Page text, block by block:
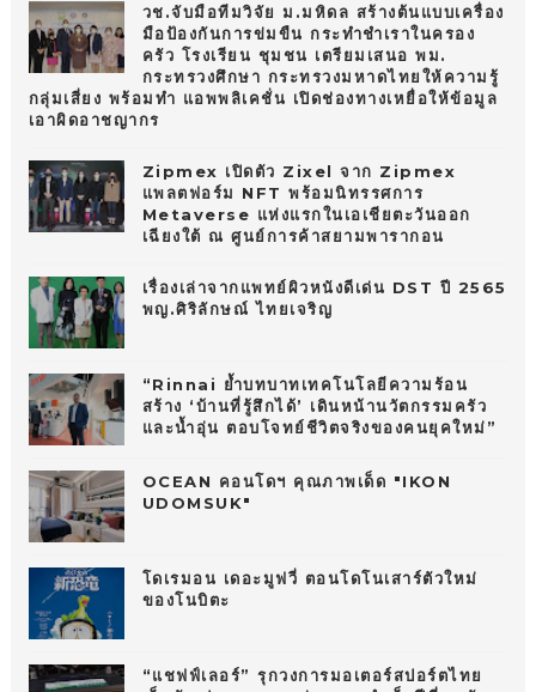
วช.จับมือทีมวิจัย ม.มหิดล สร้างต้นแบบเครื่อง
มือป้องกันการข่มขืน กระทำชำเราในครอง
ครัว โรงเรียน ชุมชน เตรียมเสนอ พม.
กระทรวงศึกษา กระทรวงมหาดไทยให้ความรู้
กลุ่มเสี่ยง พร้อมทำ แอพพลิเคชั่น เปิดช่องทางเหยื่อให้ข้อมูล
เอาผิดอาชญากร
Zipmex เปิดตัว Zixel จาก Zipmex
แพลตฟอร์ม NFT พร้อมนิทรรศการ
Metaverse แห่งแรกในเอเชียตะวันออก
เฉียงใต้ ณ ศูนย์การค้าสยามพารากอน
เรื่องเล่าจากแพทย์ผิวหนังดีเด่น DST ปี 2565
พญ.ศิริลักษณ์ ไทยเจริญ
“Rinnai ย้ำบทบาทเทคโนโลยีความร้อน
สร้าง ‘บ้านที่รู้สึกได้’ เดินหน้านวัตกรรมครัว
และน้ำอุ่น ตอบโจทย์ชีวิตจริงของคนยุคใหม่”
OCEAN คอนโดฯ คุณภาพเด็ด "IKON
UDOMSUK"
โดเรมอน เดอะมูฟวี่ ตอนโดโนเสาร์ตัวใหม่
ของโนบิตะ
“แชฟฟ์เลอร์” รุกวงการมอเตอร์สปอร์ตไทย